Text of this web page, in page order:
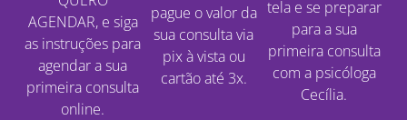
AGENDAR, e siga
as instruções para
agendar a sua
primeira consulta
online.
pague o valor da
sua consulta via
pix à vista ou
cartão até 3x.
tela e se preparar
para a sua
primeira consulta
com a psicóloga
Cecília.